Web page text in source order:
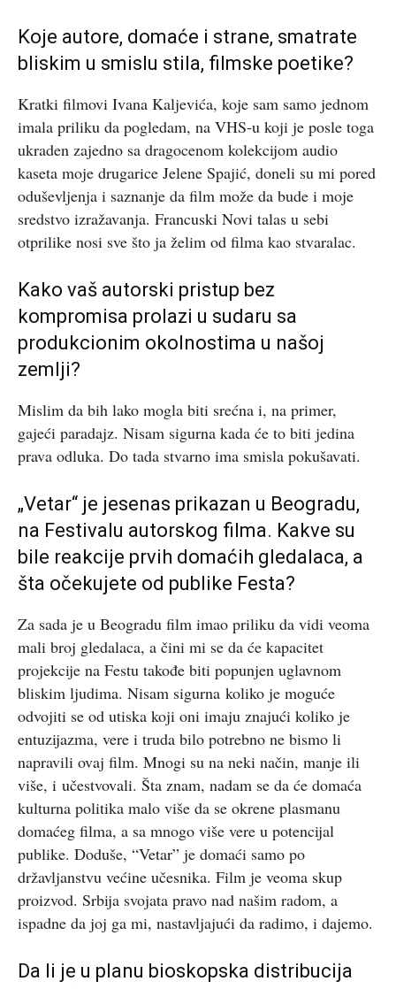
Koje autore, domaće i strane, smatrate
bliskim u smislu stila, filmske poetike?
Kratki filmovi Ivana Kaljevića, koje sam samo jednom
imala priliku da pogledam, na VHS-u koji je posle toga
ukraden zajedno sa dragocenom kolekcijom audio
kaseta moje drugarice Jelene Spajić, doneli su mi pored
oduševljenja i saznanje da film može da bude i moje
sredstvo izražavanja. Francuski Novi talas u sebi
otprilike nosi sve što ja želim od filma kao stvaralac.
Kako vaš autorski pristup bez
kompromisa prolazi u sudaru sa
produkcionim okolnostima u našoj
zemlji?
Mislim da bih lako mogla biti srećna i, na primer,
gajeći paradajz. Nisam sigurna kada će to biti jedina
prava odluka. Do tada stvarno ima smisla pokušavati.
„Vetar“ je jesenas prikazan u Beogradu,
na Festivalu autorskog filma. Kakve su
bile reakcije prvih domaćih gledalaca, a
šta očekujete od publike Festa?
Za sada je u Beogradu film imao priliku da vidi veoma
mali broj gledalaca, a čini mi se da će kapacitet
projekcije na Festu takođe biti popunjen uglavnom
bliskim ljudima. Nisam sigurna koliko je moguće
odvojiti se od utiska koji oni imaju znajući koliko je
entuzijazma, vere i truda bilo potrebno ne bismo li
napravili ovaj film. Mnogi su na neki način, manje ili
više, i učestvovali. Šta znam, nadam se da će domaća
kulturna politika malo više da se okrene plasmanu
domaćeg filma, a sa mnogo više vere u potencijal
publike. Doduše, “Vetar” je domaći samo po
državljanstvu većine učesnika. Film je veoma skup
proizvod. Srbija svojata pravo nad našim radom, a
ispadne da joj ga mi, nastavljajući da radimo, i dajemo.
Da li je u planu bioskopska distribucija